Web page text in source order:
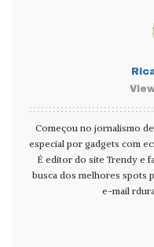
Começou no jornalismo
especial por gadgets com
É editor do site Trendy e
busca dos melhores spots
e-mail